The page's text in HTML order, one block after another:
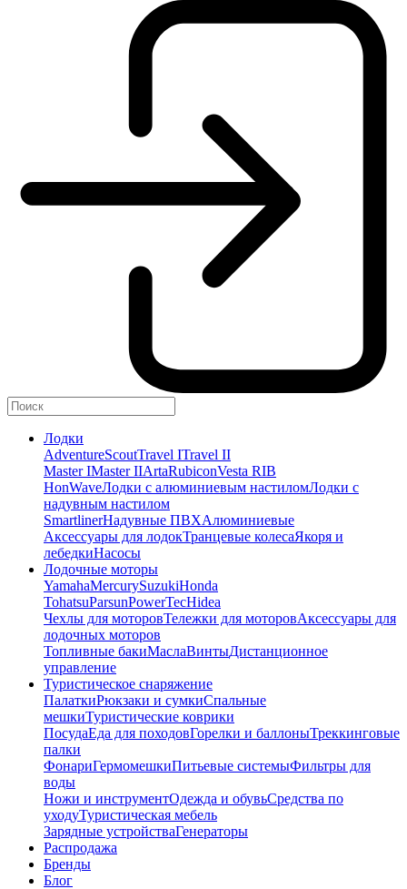
Лодки
AdventureScoutTravel ITravel II
Master IMaster IIArtaRubiconVesta RIB
HonWaveЛодки с алюминиевым настиломЛодки с
надувным настилом
SmartlinerНадувные ПВХАлюминиевые
Аксессуары для лодокТранцевые колесаЯкоря и
лебедкиНасосы
Лодочные моторы
YamahaMercurySuzukiHonda
TohatsuParsunPowerTecHidea
Чехлы для моторовТележки для моторовАксессуары для
лодочных моторов
Топливные бакиМаслаВинтыДистанционное
управление
Туристическое снаряжение
ПалаткиРюкзаки и сумкиСпальные
мешкиТуристические коврики
ПосудаЕда для походовГорелки и баллоныТреккинговые
палки
ФонариГермомешкиПитьевые системыФильтры для
воды
Ножи и инструментОдежда и обувьСредства по
уходуТуристическая мебель
Зарядные устройстваГенераторы
Распродажа
Бренды
Блог